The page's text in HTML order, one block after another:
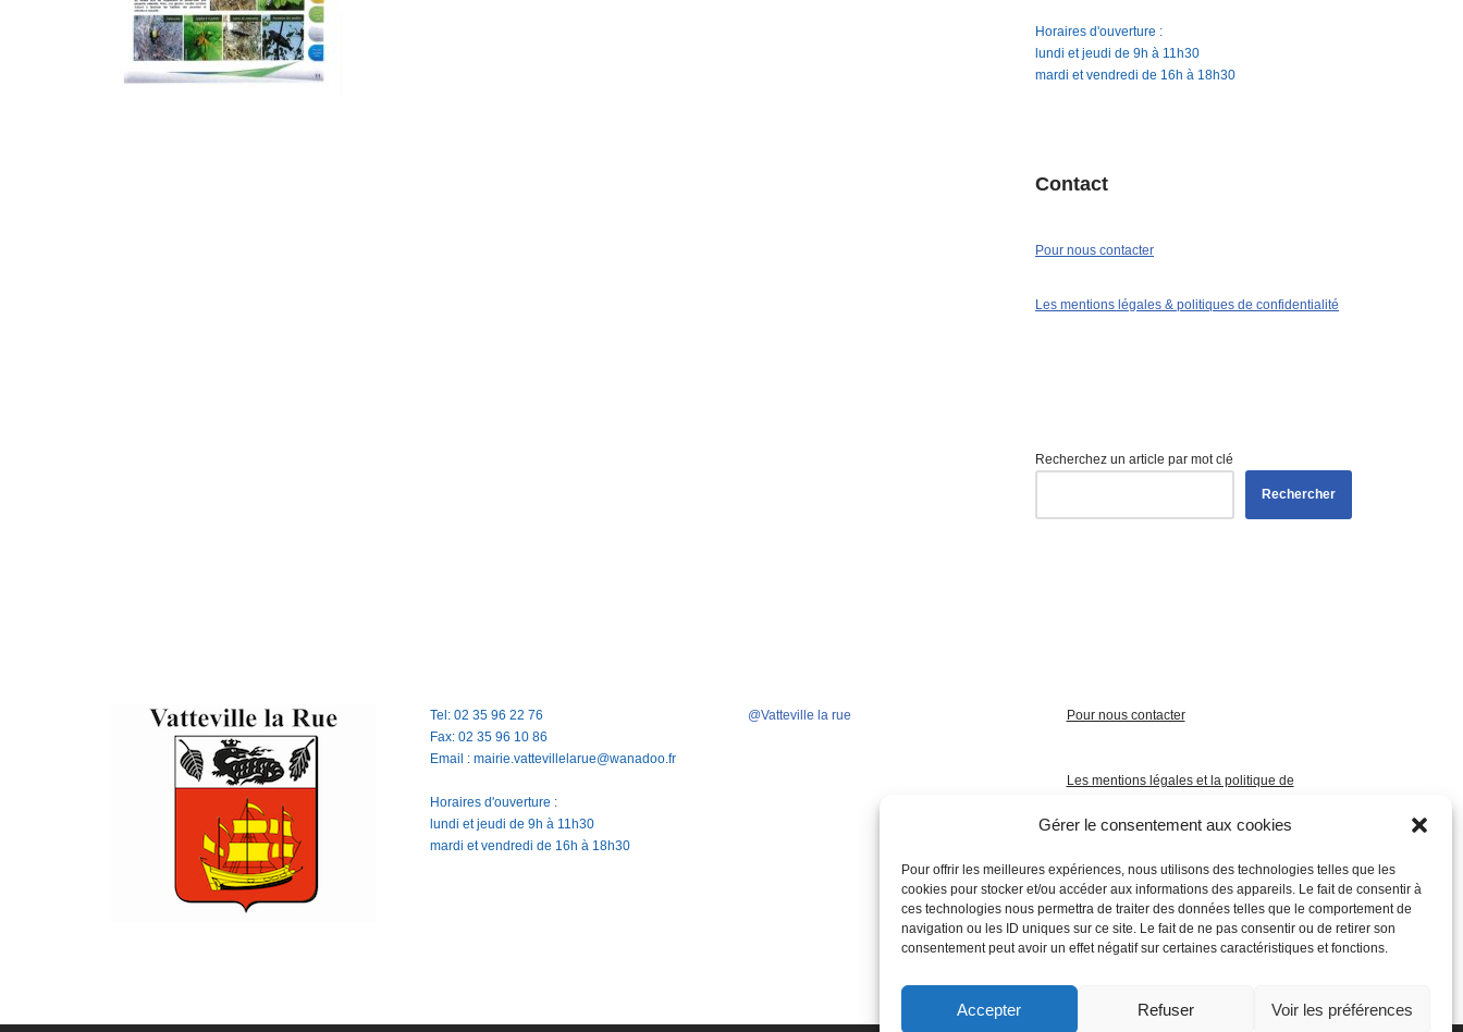
Gérer le consentement aux cookies
Pour offrir les meilleures expériences, nous utilisons des technologies telles que les
cookies pour stocker et/ou accéder aux informations des appareils. Le fait de consentir à
ces technologies nous permettra de traiter des données telles que le comportement de
navigation ou les ID uniques sur ce site. Le fait de ne pas consentir ou de retirer son
consentement peut avoir un effet négatif sur certaines caractéristiques et fonctions.
Accepter Refuser Voir les préférences
Horaires d'ouverture :
lundi et jeudi de 9h à 11h30
mardi et vendredi de 16h à 18h30
Contact
Pour nous contacter
Les mentions légales & politiques de confidentialité
Recherchez un article par mot clé
Rechercher
Tel: 02 35 96 22 76
Fax: 02 35 96 10 86
Email : mairie.vattevillelarue@wanadoo.fr
Horaires d'ouverture :
lundi et jeudi de 9h à 11h30
mardi et vendredi de 16h à 18h30
@Vatteville la rue Pour nous contacter
Les mentions légales et la politique de